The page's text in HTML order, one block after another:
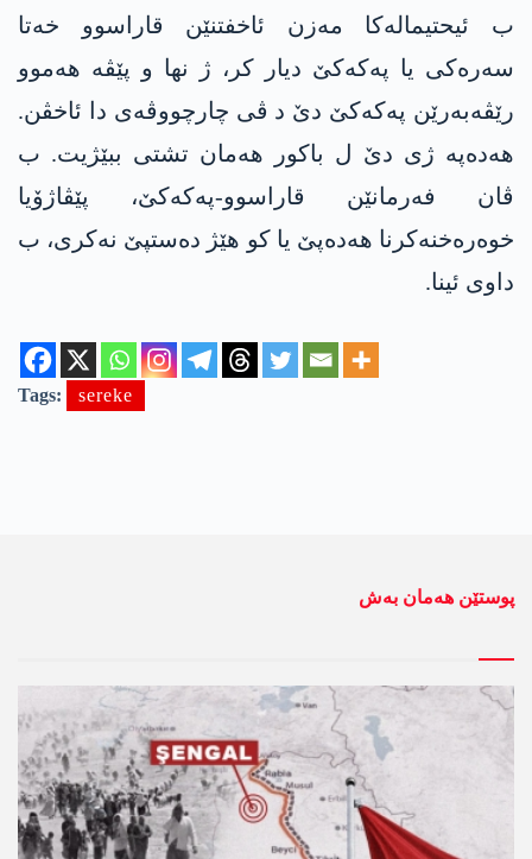
ب ئیحتیمالەکا مەزن ئاخفتنێن قاراسوو خەتا
سەرەکی یا په‌كه‌كێ دیار کر، ژ نها و پێڤە هەموو
رێڤەبەرێن په‌كه‌كێ دێ د ڤی چارچووڤه‌ی دا ئاخڤن.
هه‌ده‌په‌ ژی دێ ل باکور هەمان تشتی ببێژیت. ب
ڤان فەرمانێن قاراسوو-په‌كه‌كێ، پێڤاژۆیا
خوەرەخنەکرنا هه‌ده‌پێ یا كو هێژ دەستپێ نەکری، ب
داوی ئینا.
Tags: sereke
پوستێن ھەمان بەش